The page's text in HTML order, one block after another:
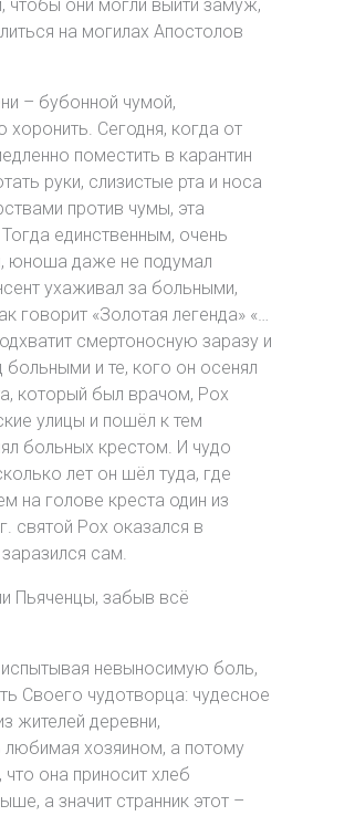
они могли выйти замуж,
на могилах Апостолов
– бубонной чумой,
Сегодня, когда от
поместить в карантин
руки, слизистые рта и носа
против чумы, эта
единственным, очень
юноша даже не подумал
ухаживал за больными,
говорит «Золотая легенда» «…
смертоносную заразу и
и те, кого он осенял
который был врачом, Рох
улицы и пошёл к тем
больных крестом. И чудо
лет он шёл туда, где
на голове креста один из
святой Рох оказался в
сам.
Пьяченцы, забыв всё
испытывая невыносимую боль,
Своего чудотворца: чудесное
жителей деревни,
любимая хозяином, а потому
она приносит хлеб
а значит странник этот –